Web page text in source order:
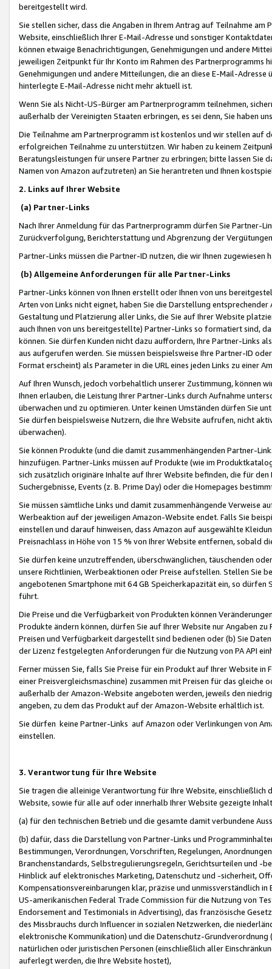
bereitgestellt wird.
Sie stellen sicher, dass die Angaben in Ihrem Antrag auf Teilnahme
Website, einschließlich Ihrer E-Mail-Adresse und sonstiger
können etwaige Benachrichtigungen, Genehmigungen und andere
jeweiligen Zeitpunkt für Ihr Konto im Rahmen des Partnerprogramms
Genehmigungen und andere Mitteilungen, die an diese E-Mail-
hinterlegte E-Mail-Adresse nicht mehr aktuell ist.
Wenn Sie als Nicht-US-Bürger am Partnerprogramm teilnehmen,
außerhalb der Vereinigten Staaten erbringen, es sei denn, Sie haben
Die Teilnahme am Partnerprogramm ist kostenlos und wir stellen auf
erfolgreichen Teilnahme zu unterstützen. Wir haben zu keinem
Beratungsleistungen für unsere Partner zu erbringen; bitte lassen Sie
Namen von Amazon aufzutreten) an Sie herantreten und Ihnen
2. Links auf Ihrer Website
(a) Partner-Links
Nach Ihrer Anmeldung für das Partnerprogramm dürfen Sie Partner-
Zurückverfolgung, Berichterstattung und Abgrenzung der
Partner-Links müssen die Partner-ID nutzen, die wir Ihnen zugewiesen
(b) Allgemeine Anforderungen für alle Partner-Links
Partner-Links können von Ihnen erstellt oder Ihnen von uns
Arten von Links nicht eignet, haben Sie die Darstellung
Gestaltung und Platzierung aller Links, die Sie auf Ihrer Website
auch Ihnen von uns bereitgestellte) Partner-Links so formatiert sind,
können. Sie dürfen Kunden nicht dazu auffordern, Ihre Partner-Links
aus aufgerufen werden. Sie müssen beispielsweise Ihre Partner-ID
Format erscheint) als Parameter in die URL eines jeden Links zu einer
Auf Ihren Wunsch, jedoch vorbehaltlich unserer Zustimmung, können
Ihnen erlauben, die Leistung Ihrer Partner-Links durch Aufnahme
überwachen und zu optimieren. Unter keinen Umständen dürfen Sie
Sie dürfen beispielsweise Nutzern, die Ihre Website aufrufen, nicht
überwachen).
Sie können Produkte (und die damit zusammenhängenden Partner-
hinzufügen. Partner-Links müssen auf Produkte (wie im
sich zusätzlich originäre Inhalte auf Ihrer Website befinden, die für
Suchergebnisse, Events (z. B. Prime Day) oder die Homepages
Sie müssen sämtliche Links und damit zusammenhängende
Werbeaktion auf der jeweiligen Amazon-Website endet. Falls Sie
einstellen und darauf hinweisen, dass Amazon auf ausgewählte
Preisnachlass in Höhe von 15 % von Ihrer Website entfernen, sobald
Sie dürfen keine unzutreffenden, überschwänglichen, täuschenden
unsere Richtlinien, Werbeaktionen oder Preise aufstellen. Stellen Sie
angebotenen Smartphone mit 64 GB Speicherkapazität ein, so dürfen
führt.
Die Preise und die Verfügbarkeit von Produkten können
Produkte ändern können, dürfen Sie auf Ihrer Website nur Angaben
Preisen und Verfügbarkeit dargestellt sind bedienen oder (b) Sie
der Lizenz festgelegten Anforderungen für die Nutzung von PA API
Ferner müssen Sie, falls Sie Preise für ein Produkt auf Ihrer Website
einer Preisvergleichsmaschine) zusammen mit Preisen für das
außerhalb der Amazon-Website angeboten werden, jeweils den
angeben, zu dem das Produkt auf der Amazon-Website erhältlich ist.
Sie dürfen keine Partner-Links auf Amazon oder Verlinkungen von
einstellen.
3. Verantwortung für Ihre Website
Sie tragen die alleinige Verantwortung für Ihre Website,
Website, sowie für alle auf oder innerhalb Ihrer Website gezeigte
(a) für den technischen Betrieb und die gesamte damit verbundene
(b) dafür, dass die Darstellung von Partner-Links und
Bestimmungen, Verordnungen, Vorschriften, Regelungen,
Branchenstandards, Selbstregulierungsregeln, Gerichtsurteilen und -
Hinblick auf elektronisches Marketing, Datenschutz und -sicherheit,
Kompensationsvereinbarungen klar, präzise und unmissverständlich
US-amerikanischen Federal Trade Commission für die Nutzung von
Endorsement and Testimonials in Advertising), das französische
des Missbrauchs durch Influencer in sozialen Netzwerken, die
elektronische Kommunikation) und die Datenschutz-
natürlichen oder juristischen Personen (einschließlich aller
auferlegt werden, die Ihre Website hostet),